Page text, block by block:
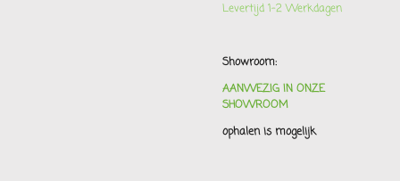
Levertijd 1-2 Werkdagen
Showroom:
AANWEZIG IN ONZE
SHOWROOM
ophalen is mogelijk